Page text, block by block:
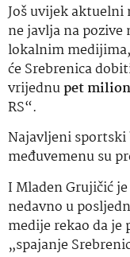
Još uvijek aktuelni
ne javlja na
lokalnim
će Srebrenica
vrijednupet
RS“.
Najavljeni sportski
međuvemenu su
I Mladen Grujičić
nedavno u
medije rekao da
„spajanje